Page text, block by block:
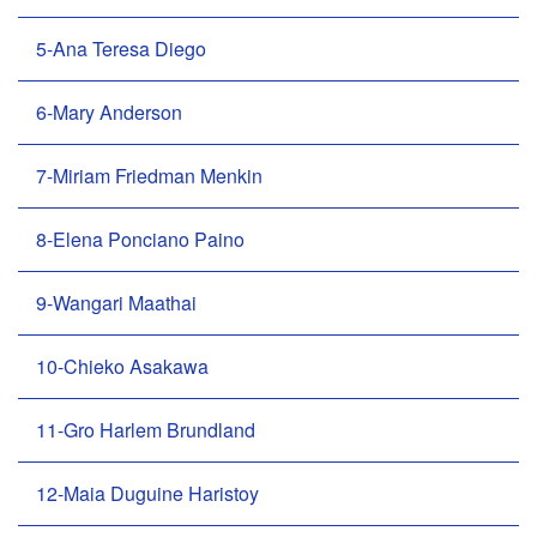
5-Ana Teresa Diego
6-Mary Anderson
7-Miriam Friedman Menkin
8-Elena Ponciano Paino
9-Wangari Maathai
10-Chieko Asakawa
11-Gro Harlem Brundland
12-Maia Duguine Haristoy